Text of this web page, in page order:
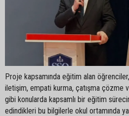
Proje kapsamında eğitim alan
iletişim, empati kurma, çatışma çözme
gibi konularda kapsamlı bir eğitim
edindikleri bu bilgilerle okul ortamında